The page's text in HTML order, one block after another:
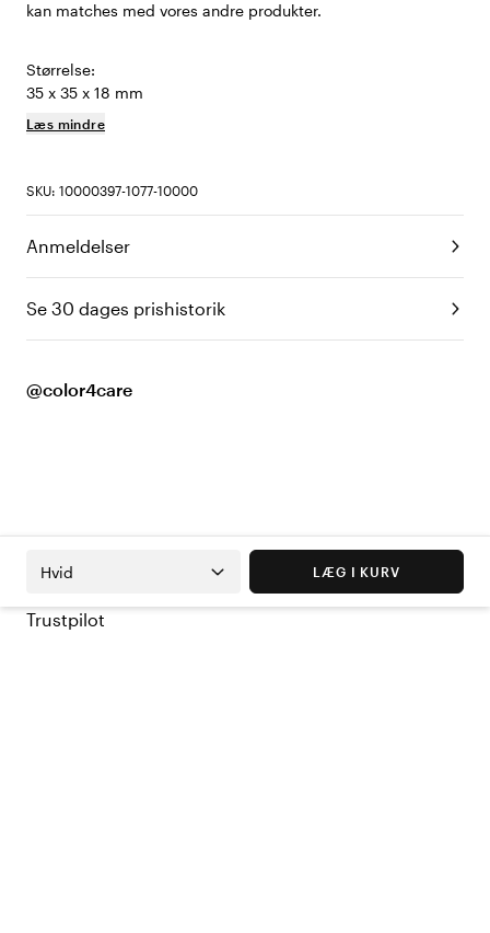
kan matches med vores andre produkter.
Størrelse:
35 x 35 x 18 mm
Læs mindre
SKU: 10000397-1077-10000
Anmeldelser
Se 30 dages prishistorik
@color4care
Hvid LÆG I KURV
Trustpilot